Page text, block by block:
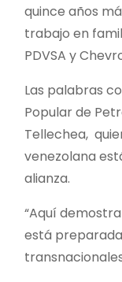
quince años
trabajo en
PDVSA y
Las palabras
Popular de
Tellechea,
venezolana
alianza.
“Aquí
está